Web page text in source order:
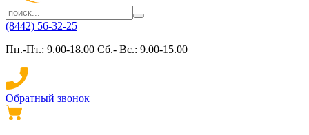
(8442) 56-32-25
Пн.-Пт.: 9.00-18.00 Сб.- Вс.: 9.00-15.00
Обратный звонок